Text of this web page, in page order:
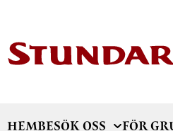
HEMBESÖK OSS FÖR